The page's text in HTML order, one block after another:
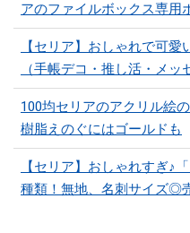
アのファイルボックス専用
【セリア】おしゃれで可
（手帳デコ・推し活・メッ
100均セリアのアクリル絵
樹脂えのぐにはゴールドも
【セリア】おしゃれすぎ♪
種類！無地、名刺サイズ◎